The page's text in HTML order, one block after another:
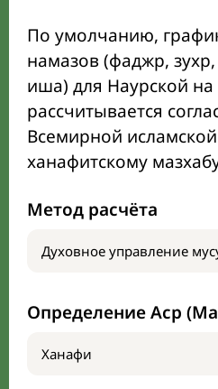
По умолчанию,
намазов (фаджр,
иша) для Наурской на
рассчитывается
Всемирной
ханафитскому
Метод расчёта
Определение Аср